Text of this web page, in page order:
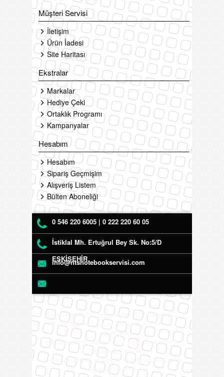
Müşteri Servisi
İletişim
Ürün İadesi
Site Haritası
Ekstralar
Markalar
Hediye Çeki
Ortaklık Programı
Kampanyalar
Hesabım
Hesabım
Sipariş Geçmişim
Alışveriş Listem
Bülten Aboneliği
0 546 220 6005 | 0 222 220 60 05
İstiklal Mh. Ertuğrul Bey Sk. No:5/D
ESKİŞEHİR
info@ntsnotebookservisi.com
Eskişehir NTS Notebook Servisi - Notebook
Tamir, Bakım, Onarım, Yedek Parça Servis
Hizmetleri
eskişehir notebook servisi, notebook servisi,
notebook eskişehir,
notebook servis, eskişehir notebook, eskişehir
notebook tamiri